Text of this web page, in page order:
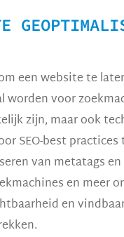
een website te
voor
zijn, maar ook
SEO-best
van metatags
en meer
en